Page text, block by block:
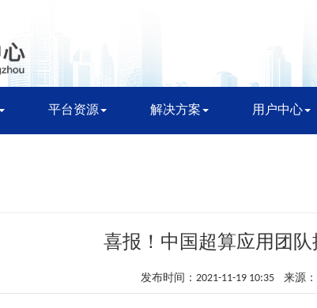
平台资源 解决方案 用户中心
喜报！中国超算应用团队
发布时间：2021-11-19 10:35 来源